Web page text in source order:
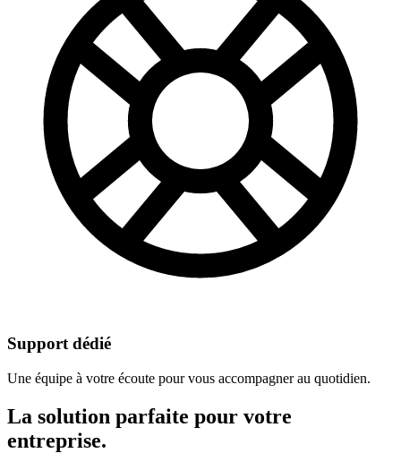
Support dédié
Une équipe à votre écoute pour vous accompagner au quotidien.
La solution parfaite pour votre
entreprise.